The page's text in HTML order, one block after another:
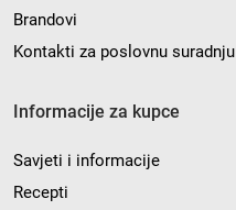
Brandovi
Kontakti za poslovnu suradnju
Informacije za kupce
Savjeti i informacije
Recepti